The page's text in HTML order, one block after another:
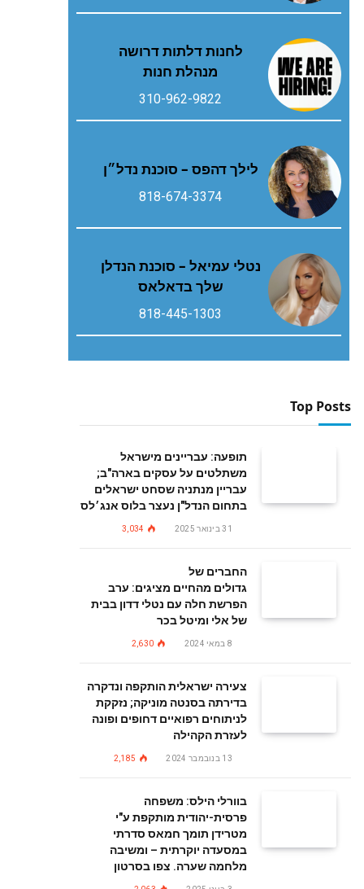
לחנות דלתות דרושה
מנהלת חנות
310-962-9822
לילך דהפס – סוכנת נדל״ן
818-674-3374
נטלי עמיאל – סוכנת הנדלן
שלך בדאלאס
818-445-1303
Top Posts
תופעה: עבריינים מישראל
משתלטים על עסקים בארה"ב;
עבריין מנתניה שסחט ישראלים
בתחום הנדל"ן נעצר בלוס אנג׳לס
31 בינואר 2025 3,034
החברים של
גדולים מהחיים מציגים: ערב
הפרשת חלה עם נטלי דדון בבית
של אלי ומיטל בכר
8 במאי 2024 2,630
צעירה ישראלית הותקפה ונדקרה
בדירתה בסנטה מוניקה; נזקקת
לניתוחים רפואיים דחופים ופונה
לעזרת הקהילה
13 בנובמבר 2024 2,185
בוורלי הילס: משפחה
פרסית-יהודית מותקפת ע"י
מטרידן תומך חמאס סדרתי
במסעדה יוקרתית – ומשיבה
מלחמה שערה. צפו בסרטון